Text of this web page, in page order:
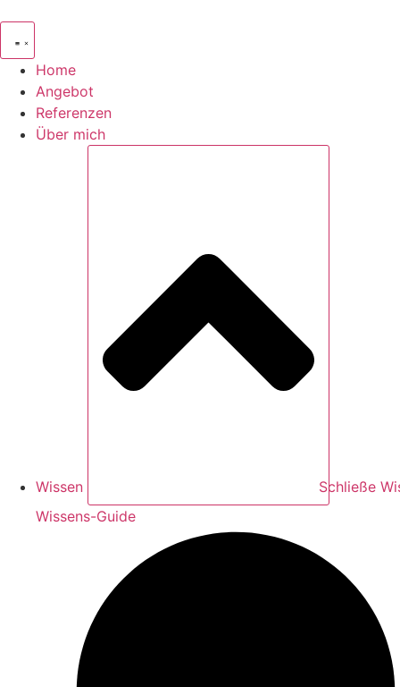
springen
Home
Angebot
Referenzen
Über mich
Wissen
Schließe
Wissens-Guide